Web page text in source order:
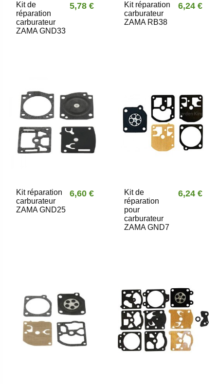
Kit de
réparation
carburateur
ZAMA GND33
5,78 €
Kit réparation
carburateur
ZAMA RB38
6,24 €
Kit réparation
carburateur
ZAMA GND25
6,60 €
Kit de
réparation
pour
carburateur
ZAMA GND7
6,24 €